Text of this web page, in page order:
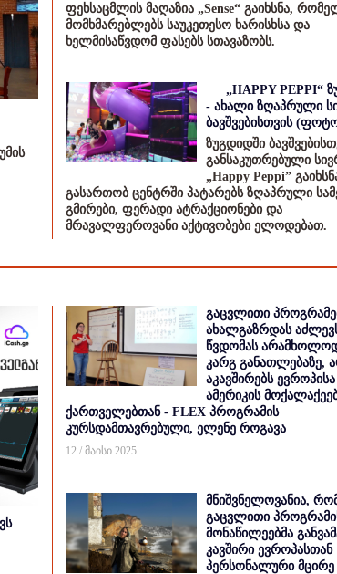
ფეხსაცმლის მაღაზია „Sense“ გაიხსნა,
მომხმარებლებს საუკეთესო ხარისხსა და
ხელმისაწვდომ ფასებს სთავაზობს.
„HAPPY PEPPI“
- ახალი ზღაპრული
ბავშვებისთვის
ზუგდიდში
განსაკუთრებული
„Happy Peppi”
გასართობ ცენტრში პატარებს ზღაპრული
გმირები, ფერადი ატრაქციონები და
მრავალფეროვანი აქტივობები ელოდებათ.
გაცვლითი
ახალგაზრდას
წვდომას
კარგ განათლებაზე,
აკავშირებს
ამერიკის
ქართველებთან - FLEX პროგრამის
კურსდამთავრებული, ელენე როგავა
12 / მაისი 2025
მნიშვნელოვანია,
გაცვლითი
მონაწილეებმა
კავშირი ევროპასთან
პერსონალური მცირე